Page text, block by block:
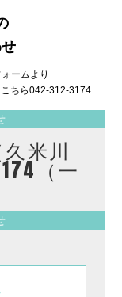
ームより
ちら042-312-3174
米川
（一